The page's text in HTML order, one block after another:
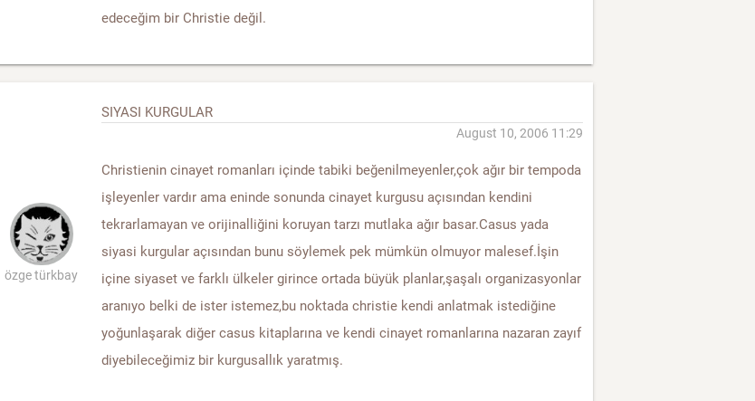
edeceğim bir Christie değil.
özge türkbay
SIYASI KURGULAR
August 10, 2006 11:29
Christienin cinayet romanları içinde tabiki beğenilmeyenler,çok ağır bir tempoda
işleyenler vardır ama eninde sonunda cinayet kurgusu açısından kendini
tekrarlamayan ve orijinalliğini koruyan tarzı mutlaka ağır basar.Casus yada
siyasi kurgular açısından bunu söylemek pek mümkün olmuyor malesef.İşin
içine siyaset ve farklı ülkeler girince ortada büyük planlar,şaşalı organizasyonlar
aranıyo belki de ister istemez,bu noktada christie kendi anlatmak istediğine
yoğunlaşarak diğer casus kitaplarına ve kendi cinayet romanlarına nazaran zayıf
diyebileceğimiz bir kurgusallık yaratmış.